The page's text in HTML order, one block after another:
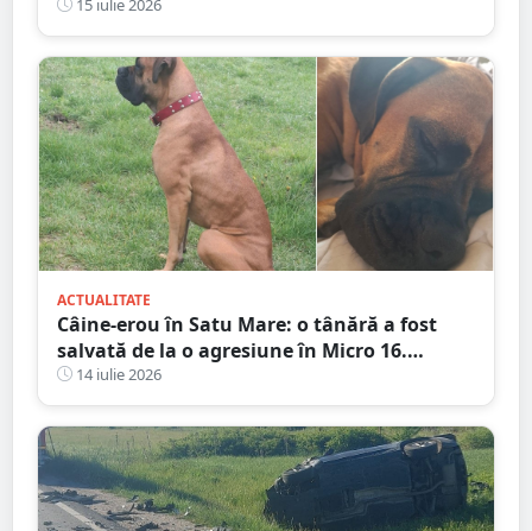
petreceri și atmosferă de neuitat
15 iulie 2026
ACTUALITATE
Câine-erou în Satu Mare: o tânără a fost
salvată de la o agresiune în Micro 16.
Martorii au trecut nepăsători
14 iulie 2026